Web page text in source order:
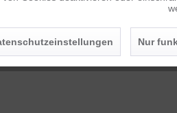
Nur